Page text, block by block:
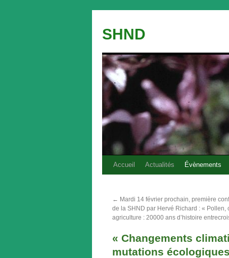
contenu
SHND
Accueil Actualités Évènements
← Mardi 14 février prochain, première
de la SHND par Hervé Richard : « Pollen,
agriculture : 20000 ans d’histoire
« Changements
mutations